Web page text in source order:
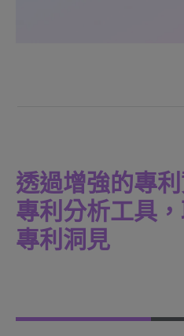
透過增強的專
專利分析工具
專利洞見